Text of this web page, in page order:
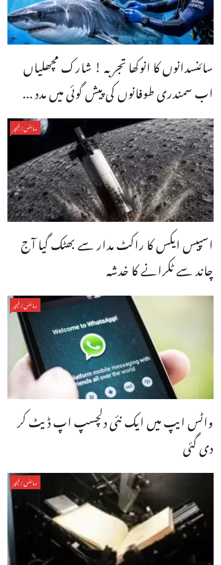
سائنسدانوں کا انوکھا تجربہ ! شارک مچھلیاں
اب سمندری طوفانوں کی پیش گوئی میں مدد ...
سائنس/فیچر
اسپیس ایکس کا راکٹ مدار سے بھٹک گیا آج
چاند سے ٹکرانے کا خدشہ
سائنس/فیچر
واٹس ایپ میں ایک نئی دلچسپ اپ ڈیٹ کر
دی گئی
سائنس/فیچر